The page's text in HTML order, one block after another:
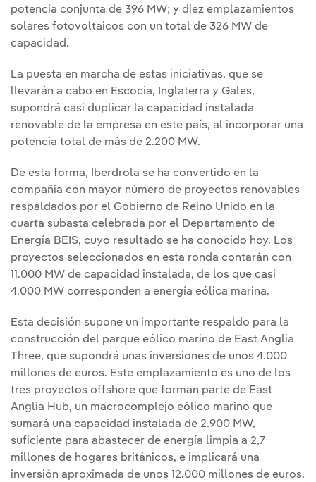
potencia conjunta de 396 MW; y diez emplazamientos
solares fotovoltaicos con un total de 326 MW de
capacidad.
La puesta en marcha de estas iniciativas, que se
llevarán a cabo en Escocia, Inglaterra y Gales,
supondrá casi duplicar la capacidad instalada
renovable de la empresa en este país, al incorporar una
potencia total de más de 2.200 MW.
De esta forma, Iberdrola se ha convertido en la
compañía con mayor número de proyectos renovables
respaldados por el Gobierno de Reino Unido en la
cuarta subasta celebrada por el Departamento de
Energía BEIS, cuyo resultado se ha conocido hoy. Los
proyectos seleccionados en esta ronda contarán con
11.000 MW de capacidad instalada, de los que casi
4.000 MW corresponden a energía eólica marina.
Esta decisión supone un importante respaldo para la
construcción del parque eólico marino de East Anglia
Three, que supondrá unas inversiones de unos 4.000
millones de euros. Este emplazamiento es uno de los
tres proyectos offshore que forman parte de East
Anglia Hub, un macrocomplejo eólico marino que
sumará una capacidad instalada de 2.900 MW,
suficiente para abastecer de energía limpia a 2,7
millones de hogares británicos, e implicará una
inversión aproximada de unos 12.000 millones de euros.